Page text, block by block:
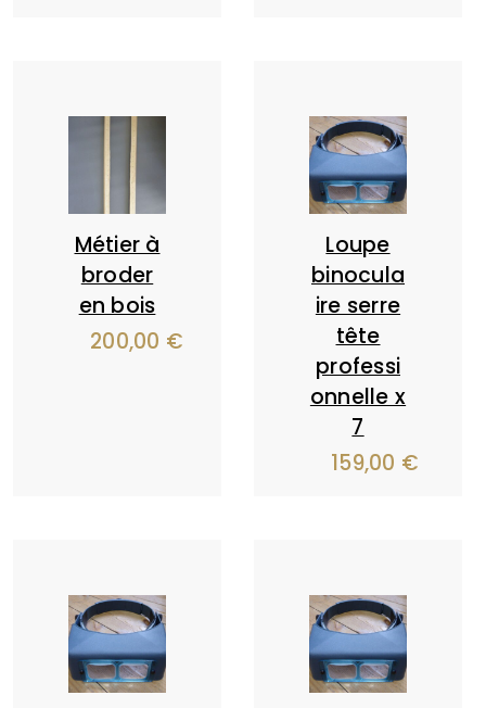
Métier à
broder
en bois
200,00 €
Loupe
binocula
ire serre
tête
professi
onnelle x
7
159,00 €